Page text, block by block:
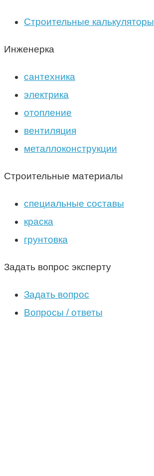
Строительные калькуляторы
Инженерка
сантехника
электрика
отопление
вентиляция
металлоконструкции
Строительные материалы
специальные составы
краска
грунтовка
Задать вопрос эксперту
Задать вопрос
Вопросы / ответы